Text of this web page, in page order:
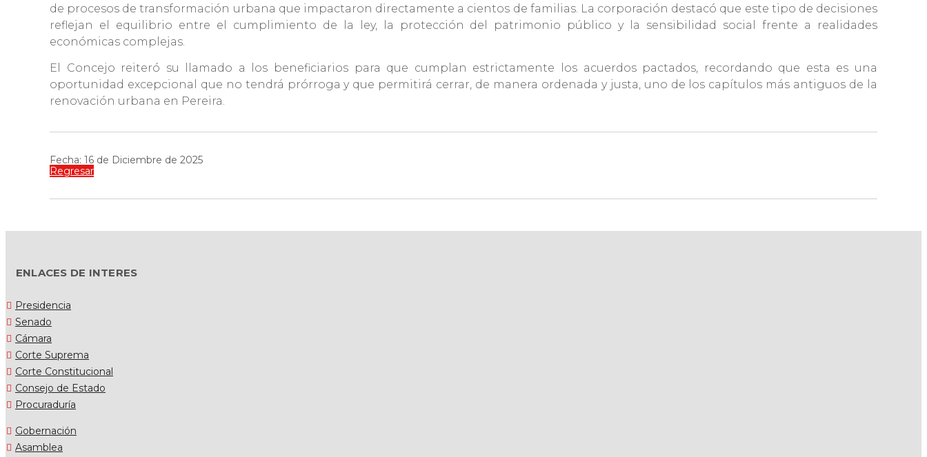
de procesos de transformación urbana que impactaron directamente a cientos de familias. La corporación destacó que este tipo de decisiones
reflejan el equilibrio entre el cumplimiento de la ley, la protección del patrimonio público y la sensibilidad social frente a realidades
económicas complejas.
El Concejo reiteró su llamado a los beneficiarios para que cumplan estrictamente los acuerdos pactados, recordando que esta es una
oportunidad excepcional que no tendrá prórroga y que permitirá cerrar, de manera ordenada y justa, uno de los capítulos más antiguos de la
renovación urbana en Pereira.
Fecha: 16 de Diciembre de 2025
Regresar
ENLACES DE INTERES
Presidencia
Senado
Cámara
Corte Suprema
Corte Constitucional
Consejo de Estado
Procuraduría
Gobernación
Asamblea